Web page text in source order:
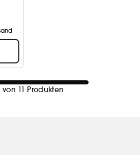
von 11 Produkten